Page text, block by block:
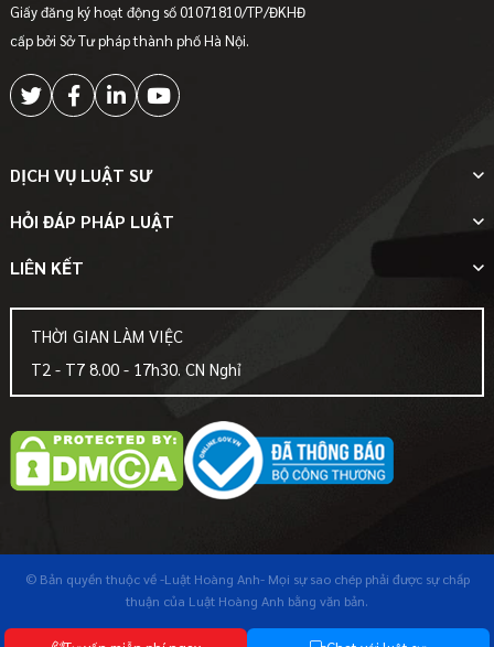
Giấy đăng ký hoạt động số 01071810/TP/ĐKHĐ
cấp bởi Sở Tư pháp thành phố Hà Nội.
DỊCH VỤ LUẬT SƯ
HỎI ĐÁP PHÁP LUẬT
LIÊN KẾT
THỜI GIAN LÀM VIỆC
T2 - T7 8.00 - 17h30. CN Nghỉ
© Bản quyền thuộc về-Luật Hoàng Anh-Mọi sự sao chép phải được sự chấp
thuận của Luật Hoàng Anh bằng văn bản.